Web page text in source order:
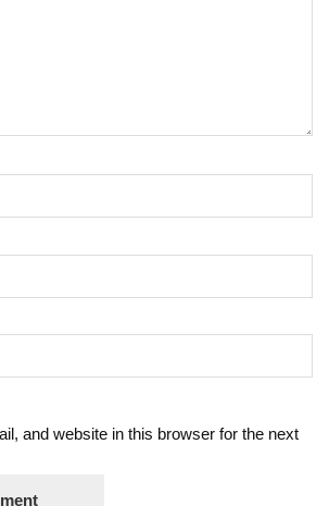
and website in this browser for the next